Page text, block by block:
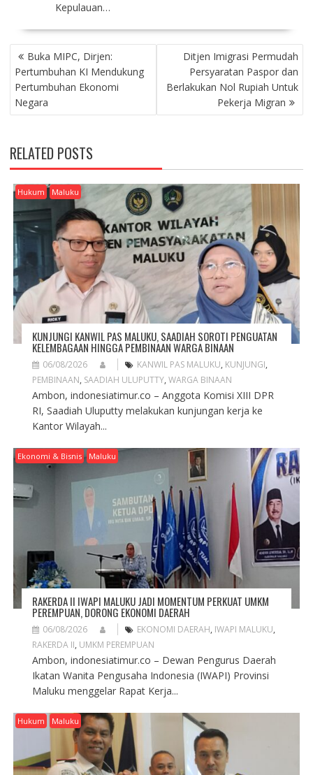
Kepulauan…
P
O
S
T
N
V
I
G
A
T
O
N
Buka MIPC, Dirjen:
Pertumbuhan KI Mendukung
Pertumbuhan Ekonomi
Negara
Ditjen Imigrasi Permudah
Persyaratan Paspor dan
Berlakukan Nol Rupiah Untuk
Pekerja Migran
RELATED POSTS
Hukum Maluku
KUNJUNGI KANWIL PAS MALUKU, SAADIAH SOROTI PENGUATAN
KELEMBAGAAN HINGGA PEMBINAAN WARGA BINAAN
06/08/2026 KANWIL PAS MALUKU, KUNJUNGI,
PEMBINAAN, SAADIAH ULUPUTTY, WARGA BINAAN
Ambon, indonesiatimur.co – Anggota Komisi XIII DPR
RI, Saadiah Uluputty melakukan kunjungan kerja ke
Kantor Wilayah...
Ekonomi & Bisnis Maluku
RAKERDA II IWAPI MALUKU JADI MOMENTUM PERKUAT UMKM
PEREMPUAN, DORONG EKONOMI DAERAH
06/08/2026 EKONOMI DAERAH, IWAPI MALUKU,
RAKERDA II, UMKM PEREMPUAN
Ambon, indonesiatimur.co – Dewan Pengurus Daerah
Ikatan Wanita Pengusaha Indonesia (IWAPI) Provinsi
Maluku menggelar Rapat Kerja...
Hukum Maluku